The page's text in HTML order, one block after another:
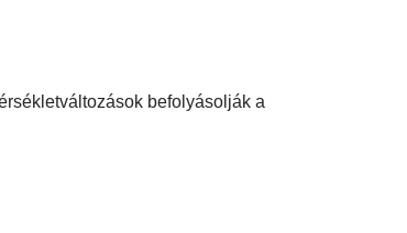
befolyásolják a